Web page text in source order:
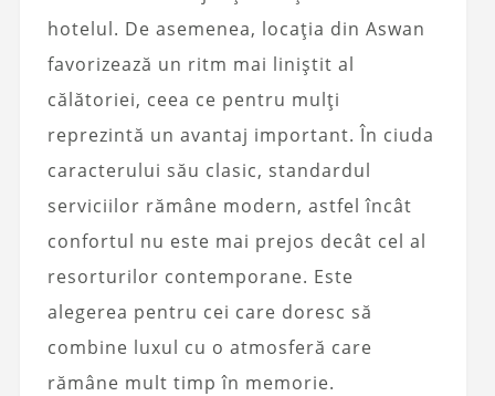
hotelul. De asemenea, locația din Aswan
favorizează un ritm mai liniștit al
călătoriei, ceea ce pentru mulți
reprezintă un avantaj important. În ciuda
caracterului său clasic, standardul
serviciilor rămâne modern, astfel încât
confortul nu este mai prejos decât cel al
resorturilor contemporane. Este
alegerea pentru cei care doresc să
combine luxul cu o atmosferă care
rămâne mult timp în memorie.